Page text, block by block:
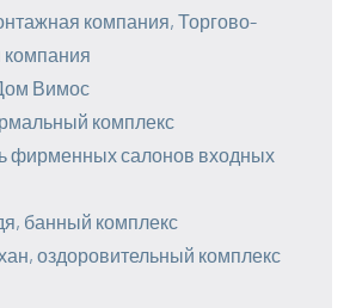
компания, Торгово-
Вимос
комплекс
фирменных салонов входных
банный комплекс
оздоровительный комплекс